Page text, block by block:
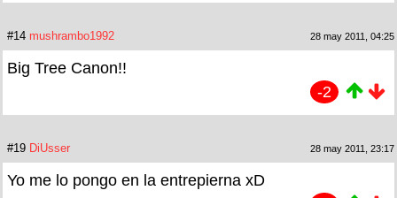
#14 mushrambo1992 28 may 2011, 04:25
Big Tree Canon!!
-2
#19 DiUsser 28 may 2011, 23:17
Yo me lo pongo en la entrepierna xD